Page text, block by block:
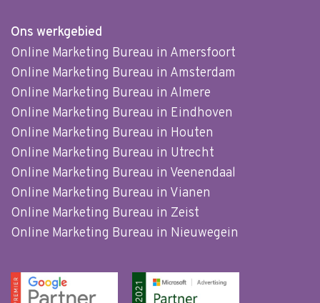
Ons werkgebied
Online Marketing Bureau in Amersfoort
Online Marketing Bureau in Amsterdam
Online Marketing Bureau in Almere
Online Marketing Bureau in Eindhoven
Online Marketing Bureau in Houten
Online Marketing Bureau in Utrecht
Online Marketing Bureau in Veenendaal
Online Marketing Bureau in Vianen
Online Marketing Bureau in Zeist
Online Marketing Bureau in Nieuwegein